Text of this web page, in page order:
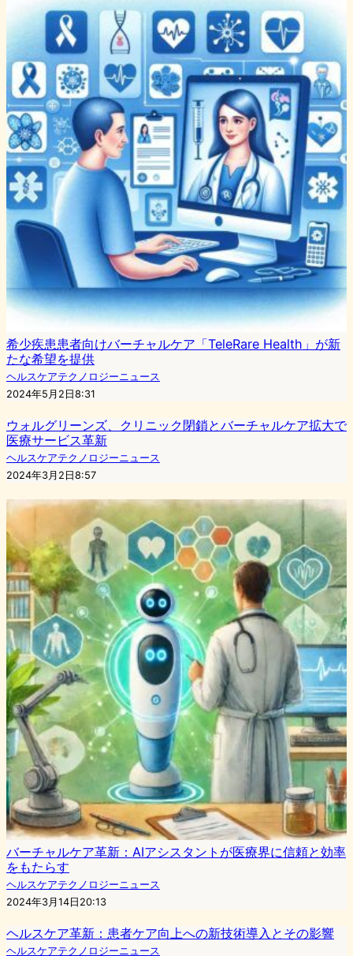
希少疾患患者向けバーチャルケア「TeleRare Health」が新
たな希望を提供
ヘルスケアテクノロジーニュース
2024年5月2日8:31
ウォルグリーンズ、クリニック閉鎖とバーチャルケア拡大で
医療サービス革新
ヘルスケアテクノロジーニュース
2024年3月2日8:57
バーチャルケア革新：AIアシスタントが医療界に信頼と効率
をもたらす
ヘルスケアテクノロジーニュース
2024年3月14日20:13
ヘルスケア革新：患者ケア向上への新技術導入とその影響
ヘルスケアテクノロジーニュース